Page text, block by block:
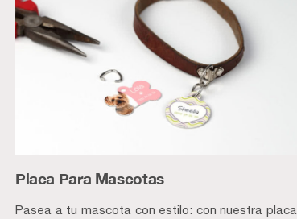
Placa Para Mascotas
Pasea a tu mascota con estilo: con nuestra placa